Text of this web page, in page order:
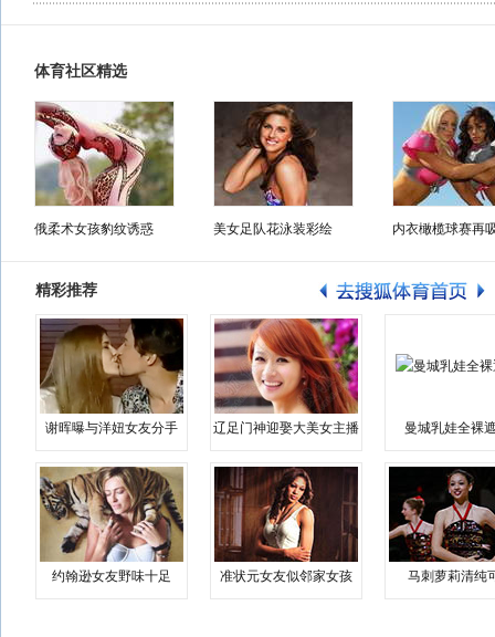
体育社区精选
俄柔术女孩豹纹诱惑 美女足队花泳装彩绘 内衣橄榄球赛再
精彩推荐
谢晖曝与洋妞女友分手 辽足门神迎娶大美女主播 曼城乳娃全裸
约翰逊女友野味十足 准状元女友似邻家女孩 马刺萝莉清纯